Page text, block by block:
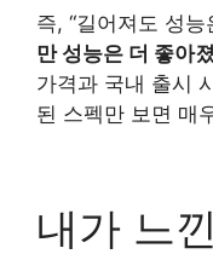
즉, “길어져도 성
만 성능은 더 좋아
가격과 국내 출시
된 스펙만 보면 매
내가 느